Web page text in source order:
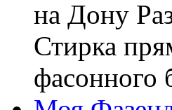
на Дону
Стирка
фасонного